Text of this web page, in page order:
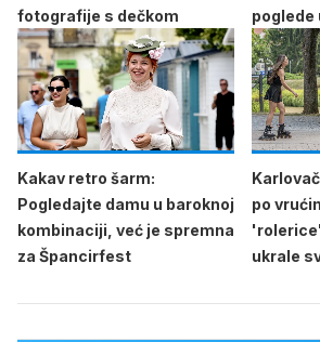
fotografije s dečkom
poglede
Kakav retro šarm:
Pogledajte damu u baroknoj
kombinaciji, već je spremna
za Špancirfest
po
ukrale